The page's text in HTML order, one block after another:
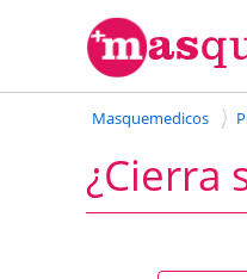
Masquemedicos
¿Cierra